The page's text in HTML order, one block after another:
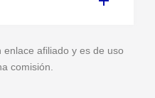
afiliado y es de uso
comisión.